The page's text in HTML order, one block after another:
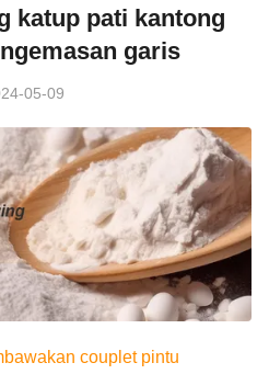
katup pati kantong
garis
05-09
couplet pintu